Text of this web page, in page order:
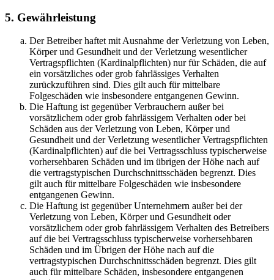
5. Gewährleistung
Der Betreiber haftet mit Ausnahme der Verletzung von Leben,
Körper und Gesundheit und der Verletzung wesentlicher
Vertragspflichten (Kardinalpflichten) nur für Schäden, die auf
ein vorsätzliches oder grob fahrlässiges Verhalten
zurückzuführen sind. Dies gilt auch für mittelbare
Folgeschäden wie insbesondere entgangenen Gewinn.
Die Haftung ist gegenüber Verbrauchern außer bei
vorsätzlichem oder grob fahrlässigem Verhalten oder bei
Schäden aus der Verletzung von Leben, Körper und
Gesundheit und der Verletzung wesentlicher Vertragspflichten
(Kardinalpflichten) auf die bei Vertragsschluss typischerweise
vorhersehbaren Schäden und im übrigen der Höhe nach auf
die vertragstypischen Durchschnittsschäden begrenzt. Dies
gilt auch für mittelbare Folgeschäden wie insbesondere
entgangenen Gewinn.
Die Haftung ist gegenüber Unternehmern außer bei der
Verletzung von Leben, Körper und Gesundheit oder
vorsätzlichem oder grob fahrlässigem Verhalten des Betreibers
auf die bei Vertragsschluss typischerweise vorhersehbaren
Schäden und im Übrigen der Höhe nach auf die
vertragstypischen Durchschnittsschäden begrenzt. Dies gilt
auch für mittelbare Schäden, insbesondere entgangenen